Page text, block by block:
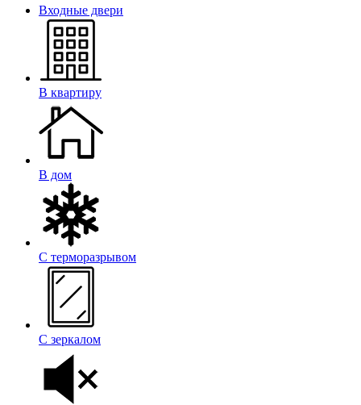
Входные двери
В квартиру
В дом
С терморазрывом
С зеркалом